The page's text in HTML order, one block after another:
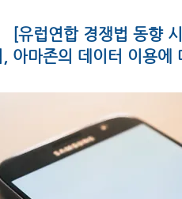
[유럽연합 경쟁법 동향
아마존의 데이터 이용에